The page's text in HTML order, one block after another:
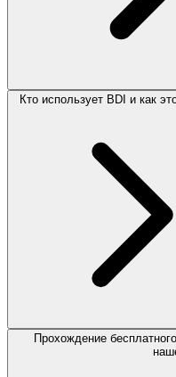
Кто использует BDI и как
Прохождение